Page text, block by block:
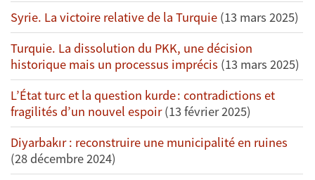
Syrie. La victoire relative de la Turquie (13 mars 2025)
Turquie. La dissolution du PKK, une décision
historique mais un processus imprécis (13 mars 2025)
L’État turc et la question kurde : contradictions et
fragilités d’un nouvel espoir(13 février 2025)
Diyarbakır : reconstruire une municipalité en ruines
(28 décembre 2024)